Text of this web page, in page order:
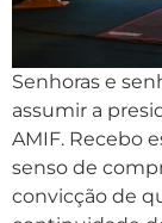
Senhoras e
assumir a
AMIF. Recebo
senso de
convicção de